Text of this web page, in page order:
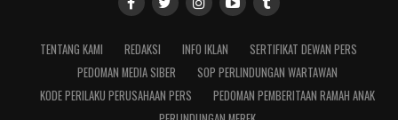
TENTANG KAMI REDAKSI INFO IKLAN
SERTIFIKAT DEWAN PERS
PEDOMAN MEDIA SIBER
SOP PERLINDUNGAN WARTAWAN
KODE PERILAKU PERUSAHAAN PERS
PEDOMAN PEMBERITAAN RAMAH ANAK